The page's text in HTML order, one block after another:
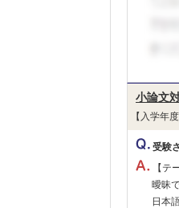
小論文
【入学年
受験
【テ
曖昧
日本